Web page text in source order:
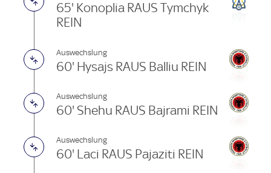
65' Konoplia RAUS Tymchyk
REIN
Auswechslung
60' Hysajs RAUS Balliu REIN
Auswechslung
60' Shehu RAUS Bajrami REIN
Auswechslung
60' Laci RAUS Pajaziti REIN